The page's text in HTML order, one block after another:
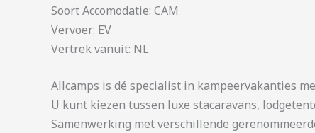
Soort Accomodatie: CAM
Vervoer: EV
Vertrek vanuit: NL
Allcamps is dé specialist in kampeervakanties
U kunt kiezen tussen luxe stacaravans,
Samenwerking met verschillende